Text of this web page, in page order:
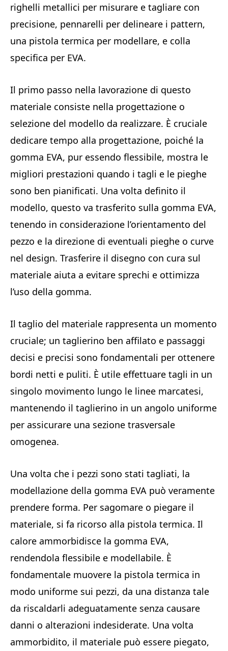
righelli metallici per misurare e tagliare con
precisione, pennarelli per delineare i pattern,
una pistola termica per modellare, e colla
specifica per EVA.
Il primo passo nella lavorazione di questo
materiale consiste nella progettazione o
selezione del modello da realizzare. È cruciale
dedicare tempo alla progettazione, poiché la
gomma EVA, pur essendo flessibile, mostra le
migliori prestazioni quando i tagli e le pieghe
sono ben pianificati. Una volta definito il
modello, questo va trasferito sulla gomma EVA,
tenendo in considerazione l’orientamento del
pezzo e la direzione di eventuali pieghe o curve
nel design. Trasferire il disegno con cura sul
materiale aiuta a evitare sprechi e ottimizza
l’uso della gomma.
Il taglio del materiale rappresenta un momento
cruciale; un taglierino ben affilato e passaggi
decisi e precisi sono fondamentali per ottenere
bordi netti e puliti. È utile effettuare tagli in un
singolo movimento lungo le linee marcatesi,
mantenendo il taglierino in un angolo uniforme
per assicurare una sezione trasversale
omogenea.
Una volta che i pezzi sono stati tagliati, la
modellazione della gomma EVA può veramente
prendere forma. Per sagomare o piegare il
materiale, si fa ricorso alla pistola termica. Il
calore ammorbidisce la gomma EVA,
rendendola flessibile e modellabile. È
fondamentale muovere la pistola termica in
modo uniforme sui pezzi, da una distanza tale
da riscaldarli adeguatamente senza causare
danni o alterazioni indesiderate. Una volta
ammorbidito, il materiale può essere piegato,